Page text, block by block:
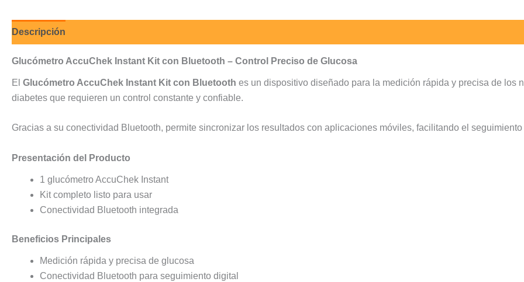
Descripción
Glucómetro AccuChek Instant Kit con Bluetooth – Control Preciso de Glucosa
El Glucómetro AccuChek Instant Kit con Bluetooth es un dispositivo diseñado para la medición rápida y precisa de los
diabetes que requieren un control constante y confiable.
Gracias a su conectividad Bluetooth, permite sincronizar los resultados con aplicaciones móviles, facilitando el
Presentación del Producto
1 glucómetro AccuChek Instant
Kit completo listo para usar
Conectividad Bluetooth integrada
Beneficios Principales
Medición rápida y precisa de glucosa
Conectividad Bluetooth para seguimiento digital